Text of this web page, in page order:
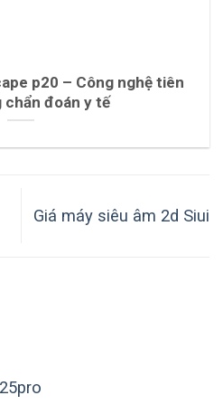
p20 – Công nghệ tiên
đoán y tế
Giá máy siêu âm 2d Siui